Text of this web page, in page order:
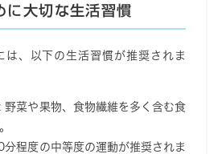
に大切な生活習慣
は、以下の生活習慣が推奨されま
: 野菜や果物、食物繊維を多く含む食
分程度の中等度の運動が推奨されま